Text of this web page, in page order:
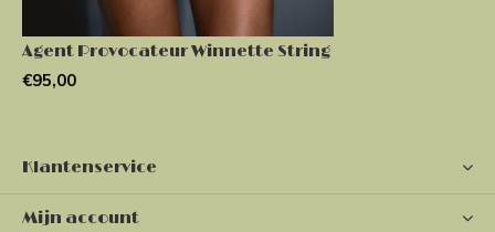
Agent Provocateur Winnette String
€95,00
Klantenservice
Mijn account